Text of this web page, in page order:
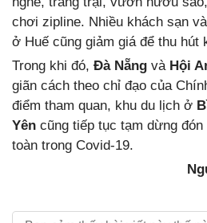
chơi zipline. Nhiều khách sạn
ở Huế cũng giảm giá để thu hút
Trong khi đó, Đà Nẵng và Hội
giãn cách theo chỉ đạo của
điểm tham quan, khu du lịch ở
Yên cũng tiếp tục tạm dừng
toàn trong Covid-19.